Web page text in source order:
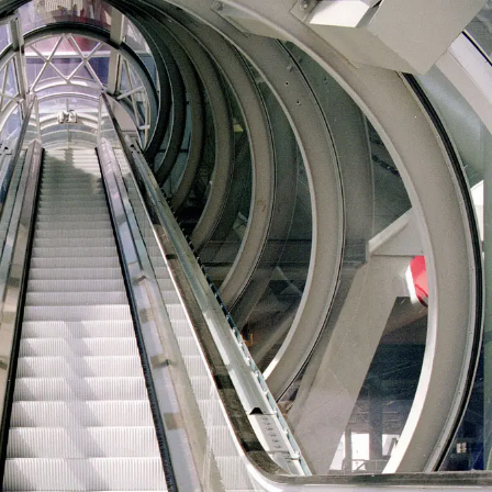
Contact Inloggen ArenA portaal
OVER ONS ZOEKEN